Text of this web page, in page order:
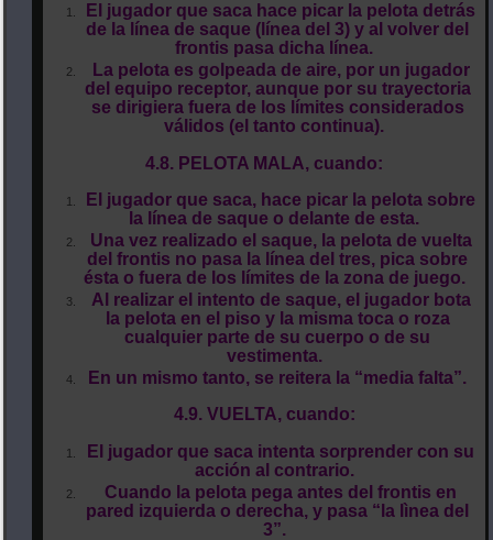
El jugador que saca hace picar la pelota detrás
de la línea de saque (línea del 3) y al volver del
frontis pasa dicha línea.
La pelota es golpeada de aire, por un jugador
del equipo receptor, aunque por su trayectoria
se dirigiera fuera de los límites considerados
válidos (el tanto continua).
4.8. PELOTA MALA, cuando:
El jugador que saca, hace picar la pelota sobre
la línea de saque o delante de esta.
Una vez realizado el saque, la pelota de vuelta
del frontis no pasa la línea del tres, pica sobre
ésta o fuera de los límites de la zona de juego.
Al realizar el intento de saque, el jugador bota
la pelota en el piso y la misma toca o roza
cualquier parte de su cuerpo o de su
vestimenta.
En un mismo tanto, se reitera la “media falta”.
4.9. VUELTA, cuando:
El jugador que saca intenta sorprender con su
acción al contrario.
Cuando la pelota pega antes del frontis en
pared izquierda o derecha, y pasa “la lìnea del
3”.